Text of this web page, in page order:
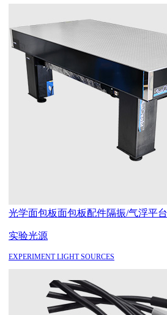
光学面包板面包板配件隔振/气浮平台
实验光源
EXPERIMENT LIGHT SOURCES